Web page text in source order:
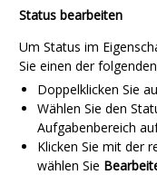
Status bearbeiten
Um Status im
Sie einen der
Doppelklicken Sie
Wählen Sie den
Aufgabenbereich
Klicken Sie mit der
wählen Sie